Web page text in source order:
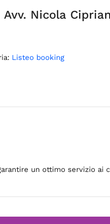
Avv. Nicola
Listeo booking
un ottimo servizio ai